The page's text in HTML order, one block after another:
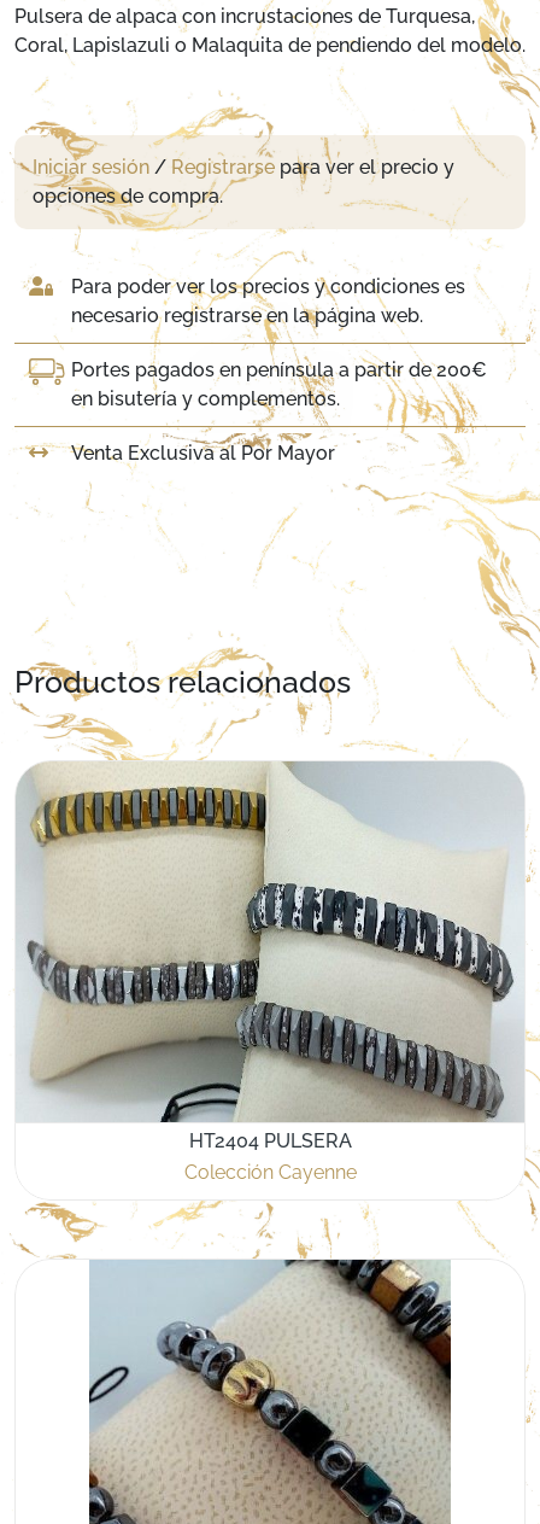
Pulsera de alpaca con incrustaciones de Turquesa,
Coral, Lapislazuli o Malaquita de pendiendo del modelo.
Iniciar sesión / Registrarse para ver el precio y
opciones de compra.
Para poder ver los precios y condiciones es
necesario registrarse en la página web.
Portes pagados en península a partir de 200€
en bisutería y complementos.
Venta Exclusiva al Por Mayor
Productos relacionados
HT2404 PULSERA
Colección Cayenne